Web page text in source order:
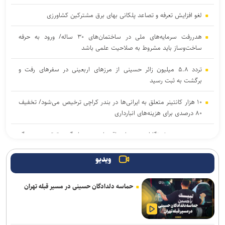
لغو افزایش تعرفه و تصاعد پلکانی بهای برق مشترکین کشاورزی
هدررفت سرمایه‌های ملی در ساختمان‌های ۳۰ ساله/ ورود به حرفه
ساخت‌وساز باید مشروط به صلاحیت علمی باشد
تردد ۵.۸ میلیون زائر حسینی از مرز‌های اربعینی در سفر‌های رفت و
برگشت به ثبت رسید
۱۰ هزار کانتینر متعلق به ایرانی‌ها در بندر کراچی ترخیص می‌شود/ تخفیف
۸۰ درصدی برای هزینه‌های انبارداری
وزیر صمت: خبرنگاران دیده‌بان اقتصادی و روایتگر حقیقت در جنگ
رکوردشکنی در اولین روز هفته؛ شاخص بورس در ابتدای معاملات بیش از
۱۲۴ هزار واحد افزایش یافت
صنعتی غیرمجاز فاقد حمایت قانونی هستند
ویدیو
حماسه دلدادگان حسینی در مسیر قبله تهران